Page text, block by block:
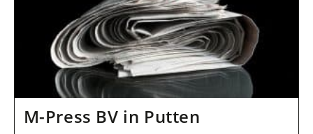
M-Press BV in Putten